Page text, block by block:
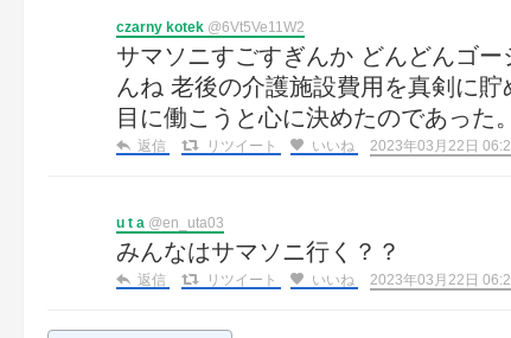
czarny kotek @6Vt5Ve11W2
サマソニすごすぎんか どんどんゴ
んね 老後の介護施設費用を真剣に
目に働こうと心に決めたのであった。
返信 リツイート いいね 2023年03月22日
u t a @en_uta03
みんなはサマソニ行く？？
返信 リツイート いいね 2023年03月22日